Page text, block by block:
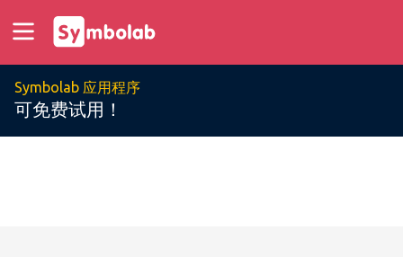
Symbolab 应用程序
可免费试用！